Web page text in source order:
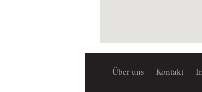
Über uns Kontakt